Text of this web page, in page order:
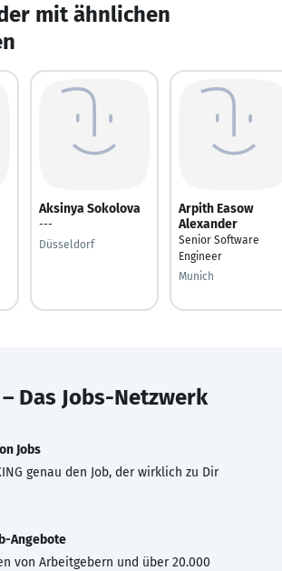
mit ähnlichen
Aksinya Sokolova
---
Düsseldorf
Arpith Easow
Alexander
Senior Software
Engineer
Munich
– Das Jobs-Netzwerk
Jobs
genau den Job, der wirklich zu Dir
Angebote
von Arbeitgebern und über 20.000